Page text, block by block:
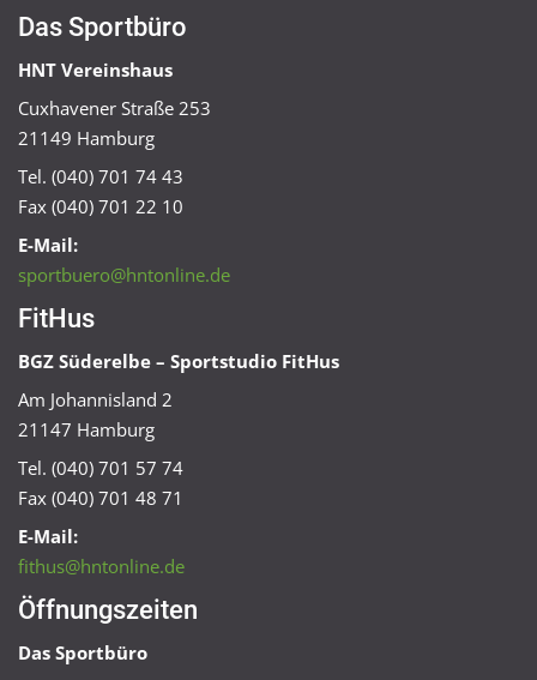
Das Sportbüro
HNT Vereinshaus
Cuxhavener Straße 253
21149 Hamburg
Tel. (040) 701 74 43
Fax (040) 701 22 10
E-Mail:
sportbuero@hntonline.de
FitHus
BGZ Süderelbe – Sportstudio FitHus
Am Johannisland 2
21147 Hamburg
Tel. (040) 701 57 74
Fax (040) 701 48 71
E-Mail:
fithus@hntonline.de
Öffnungszeiten
Das Sportbüro